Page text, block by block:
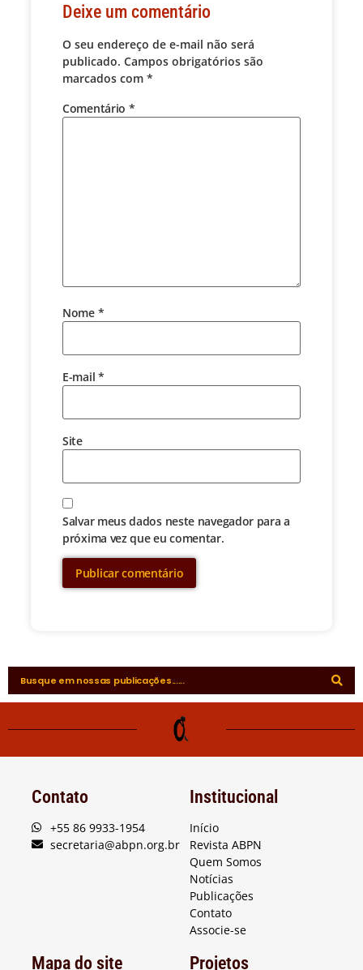
Deixe um comentário
O seu endereço de e-mail não será
publicado. Campos obrigatórios são
marcados com *
Comentário *
Nome *
E-mail *
Site
Salvar meus dados neste navegador para a
próxima vez que eu comentar.
Contato
+55 86 9933-1954
secretaria@abpn.org.br
Institucional
Início
Revista ABPN
Quem Somos
Notícias
Publicações
Contato
Associe-se
Mapa do site Projetos